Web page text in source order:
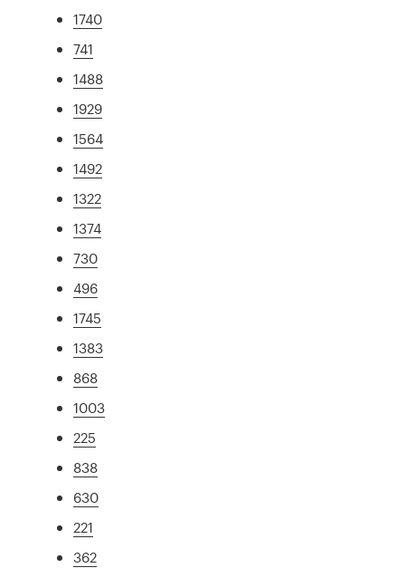
1740
741
1488
1929
1564
1492
1322
1374
730
496
1745
1383
868
1003
225
838
630
221
362